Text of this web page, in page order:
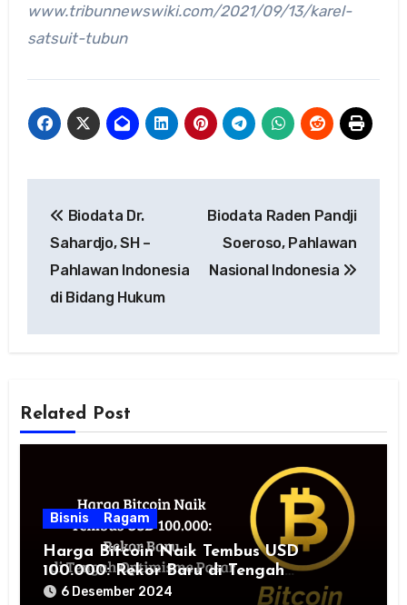
www.tribunnewswiki.com/2021/09/13/karel-
satsuit-tubun
pos
Biodata Dr.
Sahardjo, SH –
Pahlawan Indonesia
di Bidang Hukum
Biodata Raden Pandji
Soeroso, Pahlawan
Nasional Indonesia
Related Post
Bisnis Ragam
Harga Bitcoin Naik Tembus USD
100.000: Rekor Baru di Tengah
Optimisme Pasar
6 Desember 2024